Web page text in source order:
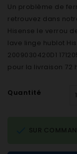
Un problème de
retrouvez dans
Hisense le verrou
lave linge hublot
2009030420D1
pour la livraison 72
Quantité
SUR